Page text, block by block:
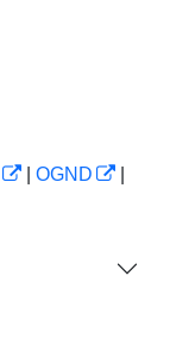
OGND